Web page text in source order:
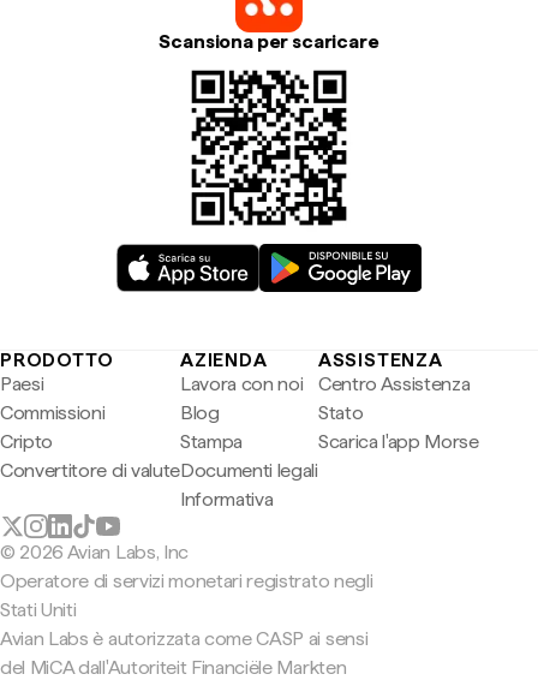
Scansiona per scaricare
PRODOTTO
Paesi
Commissioni
Cripto
Convertitore di valute
AZIENDA
Lavora con noi
Blog
Stampa
Documenti legali
Informativa
ASSISTENZA
Centro Assistenza
Stato
Scarica l'app Morse
© 2026 Avian Labs, Inc
Operatore di servizi monetari registrato negli
Stati Uniti
Avian Labs è autorizzata come CASP ai sensi
del MiCA dall'Autoriteit Financiële Markten